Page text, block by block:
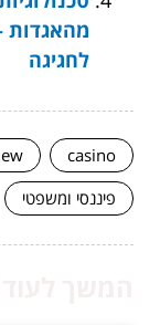
מהאגדות
לחגיגה
casino
פיננסי ומשפטי